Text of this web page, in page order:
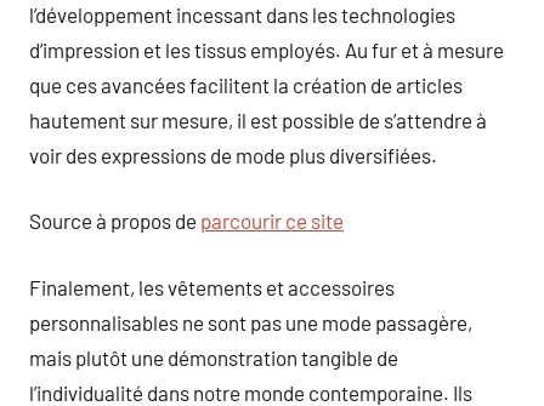
l’développement incessant dans les technologies
d’impression et les tissus employés. Au fur et à mesure
que ces avancées facilitent la création de articles
hautement sur mesure, il est possible de s’attendre à
voir des expressions de mode plus diversifiées.
Source à propos de parcourir ce site
Finalement, les vêtements et accessoires
personnalisables ne sont pas une mode passagère,
mais plutôt une démonstration tangible de
l’individualité dans notre monde contemporaine. Ils